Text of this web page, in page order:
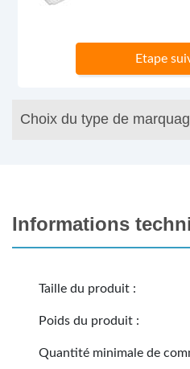
Etape
Choix du type de
Informations
Taille du produit :
Poids du produit :
Quantité minimale de